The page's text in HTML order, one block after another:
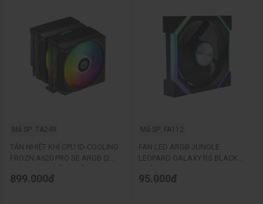
Mã SP: TA249
TẢN NHIỆT KHÍ CPU ID-COOLING
FROZN A620 PRO SE ARGB (2
899.000đ
Mã SP: FA112
FAN LED ARGB JUNGLE
LEOPARD GALAXY RS BLACK
95.000đ